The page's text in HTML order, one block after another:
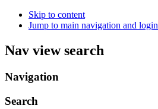
Skip to content
Jump to main navigation and login
Nav view search
Navigation
Search